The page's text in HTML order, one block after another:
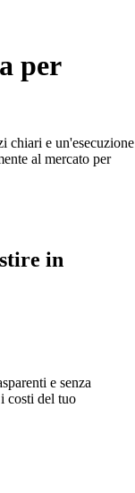
per
chiari e un'esecuzione
al mercato per
in
e senza
costi del tuo